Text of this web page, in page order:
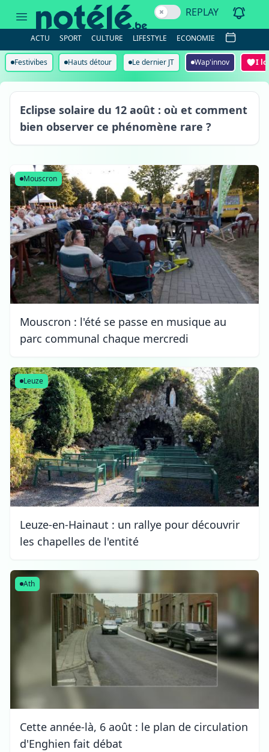
REPLAY
ACTU SPORT CULTURE LIFESTYLE ECONOMIE
Festivibes Hauts détour Le dernier JT Wap'innov I
Eclipse solaire du 12 août : où et comment
bien observer ce phénomène rare ?
Mouscron
Mouscron : l'été se passe en musique au
parc communal chaque mercredi
Leuze
Leuze-en-Hainaut : un rallye pour découvrir
les chapelles de l'entité
Ath
Cette année-là, 6 août : le plan de circulation
d'Enghien fait débat